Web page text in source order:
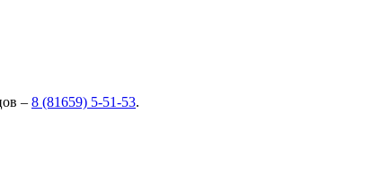
– 8 (81659) 5-51-53.